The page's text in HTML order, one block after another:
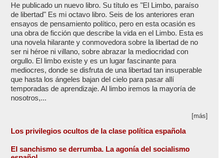
He publicado un nuevo libro. Su título es "El Limbo, paraíso
de libertad" Es mi octavo libro. Seis de los anteriores eran
ensayos de pensamiento político, pero en esta ocasión es
una obra de ficción que describe la vida en el Limbo. Esta es
una novela hilarante y conmovedora sobre la libertad de no
ser ni héroe ni villano, sobre abrazar la mediocridad con
orgullo. El limbo existe y es un lugar fascinante para
mediocres, donde se disfruta de una libertad tan insuperable
que hasta los ángeles bajan del cielo para pasar allí
temporadas de aprendizaje. Al limbo iremos la mayoría de
nosotros,...
[más]
Los privilegios ocultos de la clase política española
El sanchismo se derrumba. La agonía del socialismo